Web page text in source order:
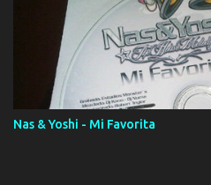
Album proposto al massimo della
AAC M4A; comprato su iTunes e a
download. REGGAETON ITALIA
Momento!
Nas & Yoshi - Mi Favorita